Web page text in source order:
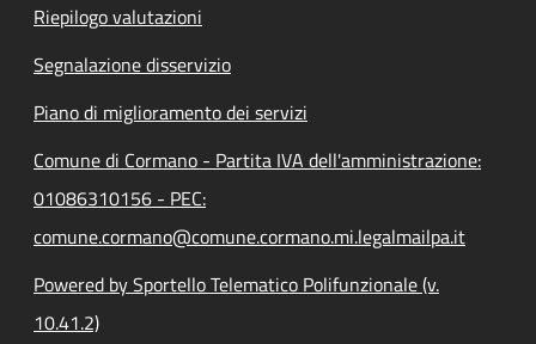
Riepilogo valutazioni
Segnalazione disservizio
Piano di miglioramento dei servizi
Comune di Cormano - Partita IVA dell'amministrazione:
01086310156 - PEC:
comune.cormano@comune.cormano.mi.legalmailpa.it
Powered by Sportello Telematico Polifunzionale (v.
10.41.2)